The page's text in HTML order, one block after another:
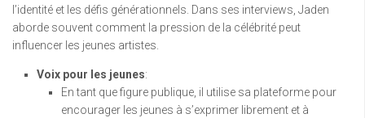
l’identité et les défis générationnels. Dans ses interviews, Jaden
aborde souvent comment la pression de la célébrité peut
influencer les jeunes artistes.
Voix pour les jeunes:
En tant que figure publique, il utilise sa plateforme pour
encourager les jeunes à s’exprimer librement et à